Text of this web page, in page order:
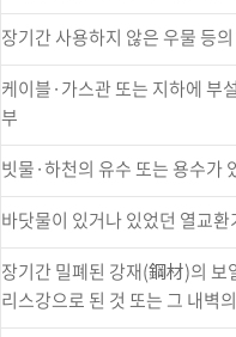
장기간 사용하지 않은 우물 등
케이블·가스관 또는 지하에 부
부
빗물·하천의 유수 또는 용수가
바닷물이 있거나 있었던 열교
장기간 밀폐된 강재(鋼材)의 보
리스강으로 된 것 또는 그 내벽